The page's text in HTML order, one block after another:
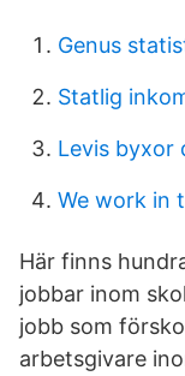
Genus
Statlig
Levis byxor
We work in
Här finns
jobbar inom
jobb som
arbetsgivare